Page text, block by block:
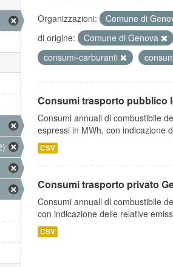
Organizzazioni: Comune di
di origine:
Comune di Genova
consumi-carburanti
Consumi trasporto pubblico
Consumi annuali di combustibile
espressi in MWh, con indicazione
CSV
Consumi trasporto privato
Consumi annuali di combustibile
con indicazione delle relative
CSV